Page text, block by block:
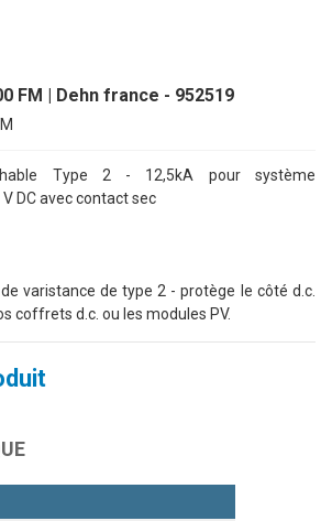
FM | Dehn france - 952519
Type 2 - 12,5kA pour système
DC avec contact sec
varistance de type 2 - protège le côté d.c.
coffrets d.c. ou les modules PV.